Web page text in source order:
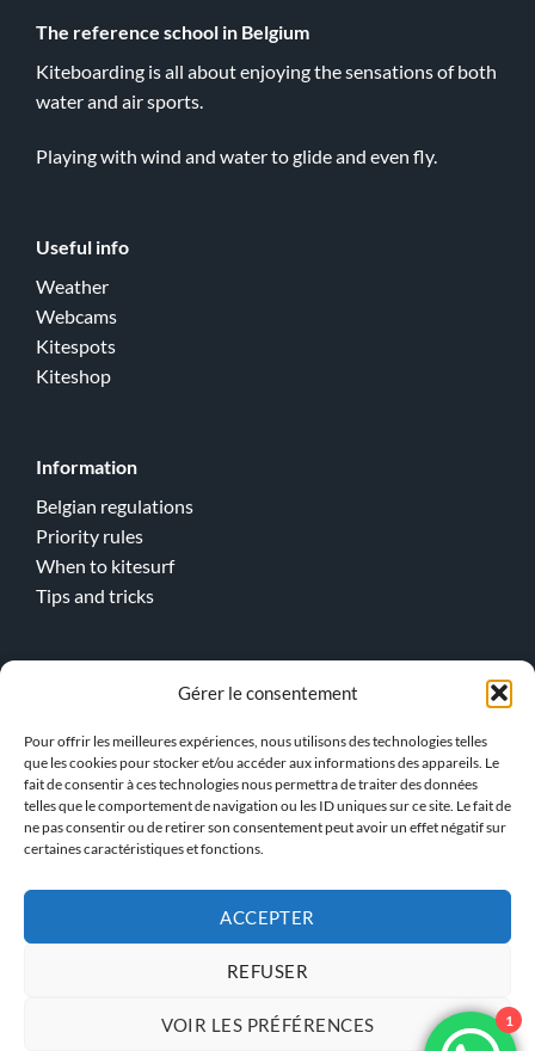
Gérer le consentement
Pour offrir les meilleures expériences, nous utilisons des technologies telles
que les cookies pour stocker et/ou accéder aux informations des appareils. Le
fait de consentir à ces technologies nous permettra de traiter des données
telles que le comportement de navigation ou les ID uniques sur ce site. Le fait de
ne pas consentir ou de retirer son consentement peut avoir un effet négatif sur
certaines caractéristiques et fonctions.
ACCEPTER
REFUSER
VOIR LES PRÉFÉRENCES
The reference school in Belgium
Kiteboarding is all about enjoying the sensations of both
water and air sports.
Playing with wind and water to glide and even fly.
Useful info
Weather
Webcams
Kitespots
Kiteshop
Information
Belgian regulations
Priority rules
When to kitesurf
Tips and tricks
Wingfoil
> Our team !
KBS INSTRUCTOR ACCESS
PRIVACY POLICY
1